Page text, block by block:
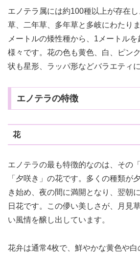
エノテラ属には約100種以上が存在
草、二年草、多年草と多岐にわたり
メートルの矮性種から、1メートル
様々です。花の色も黄色、白、ピン
状も星形、ラッパ形などバラエティ
エノテラの特徴
花
エノテラの最も特徴的なのは、その
「夕咲き」の花です。多くの種類が
き始め、夜の間に満開となり、翌朝
日花です。この儚い美しさが、月見
い風情を醸し出しています。
花弁は通常4枚で、鮮やかな黄色や白